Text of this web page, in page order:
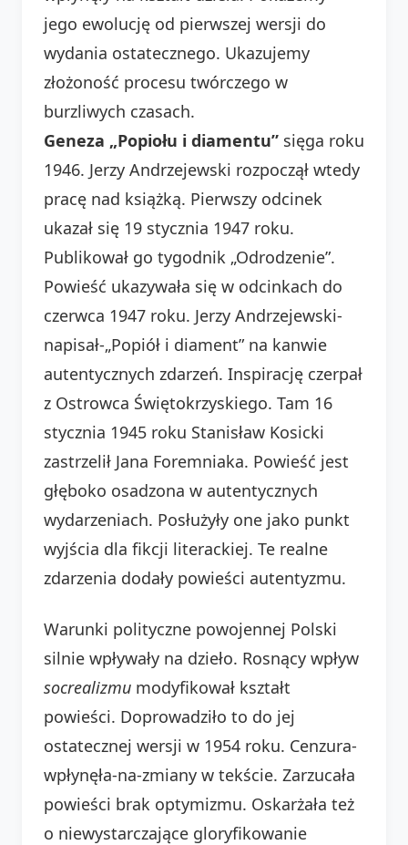
jego ewolucję od pierwszej wersji do
wydania ostatecznego. Ukazujemy
złożoność procesu twórczego w
burzliwych czasach.
Geneza „Popiołu i diamentu” sięga roku
1946. Jerzy Andrzejewski rozpoczął wtedy
pracę nad książką. Pierwszy odcinek
ukazał się 19 stycznia 1947 roku.
Publikował go tygodnik „Odrodzenie”.
Powieść ukazywała się w odcinkach do
czerwca 1947 roku. Jerzy Andrzejewski-
napisał-„Popiół i diament” na kanwie
autentycznych zdarzeń. Inspirację czerpał
z Ostrowca Świętokrzyskiego. Tam 16
stycznia 1945 roku Stanisław Kosicki
zastrzelił Jana Foremniaka. Powieść jest
głęboko osadzona w autentycznych
wydarzeniach. Posłużyły one jako punkt
wyjścia dla fikcji literackiej. Te realne
zdarzenia dodały powieści autentyzmu.
Warunki polityczne powojennej Polski
silnie wpływały na dzieło. Rosnący wpływ
socrealizmu modyfikował kształt
powieści. Doprowadziło to do jej
ostatecznej wersji w 1954 roku. Cenzura-
wpłynęła-na-zmiany w tekście. Zarzucała
powieści brak optymizmu. Oskarżała też
o niewystarczające gloryfikowanie